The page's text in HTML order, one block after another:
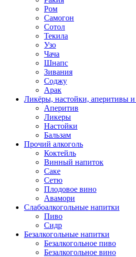
Ром
Самогон
Сотол
Текила
Узо
Чача
Шнапс
Зивания
Соджу
Арак
Ликёры, настойки, аперитивы и
Аперитив
Ликеры
Настойки
Бальзам
Прочий алкоголь
Коктейль
Винный напиток
Саке
Сетю
Плодовое вино
Авамори
Слабоалкогольные напитки
Пиво
Сидр
Безалкогольные напитки
Безалкогольное пиво
Безалкогольное вино